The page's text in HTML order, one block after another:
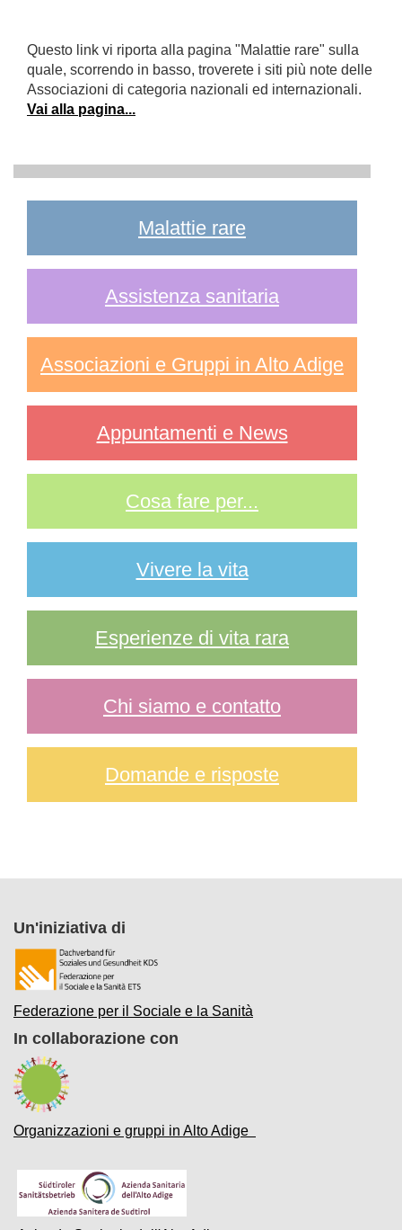
Questo link vi riporta alla pagina "Malattie rare" sulla
quale, scorrendo in basso, troverete i siti più note delle
Associazioni di categoria nazionali ed internazionali.
Vai alla pagina...
Malattie rare
Assistenza sanitaria
Associazioni e Gruppi in Alto Adige
Appuntamenti e News
Cosa fare per...
Vivere la vita
Esperienze di vita rara
Chi siamo e contatto
Domande e risposte
Un'iniziativa di
Federazione per il Sociale e la Sanità
In collaborazione con
Organizzazioni e gruppi in Alto Adige